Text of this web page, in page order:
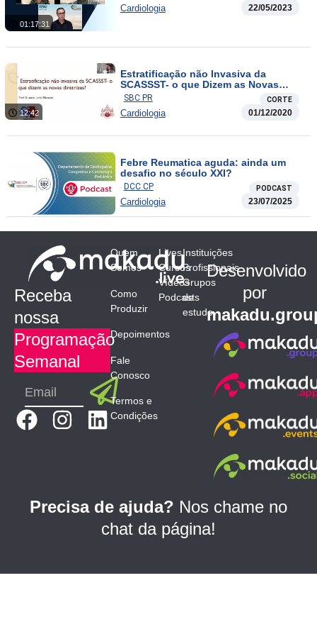
01:17:31
Cardiologia 22/05/2023
12:42
Estratificação não Invasiva da
SCASSST- o que Dizem as Novas
Diretrizes?
SBC PR CORTE
Cardiologia 01/12/2020
Febre Reumatica aguda: ainda um
desafio no século XXI?
DCC CP PODCAST
Cardiologia 23/07/2025
Receba
nossa
Programação
Semanal
Email Submit
F
b
k
I
a
a
L
e
d
n
Quem
Somos
Como
Produzir
Depoimentos
Fale
Conosco
Termos e
Condições
Lives
Cursos
Vídeos
Podcasts
Instituições
Profissionais
Grupos
de
estudo
Desenvolvido
por
Precisa de ajuda? Nos chame no
chat da página!